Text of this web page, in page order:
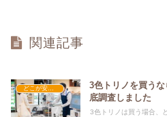
関連記事
どこが安い？-お菓子・スイーツ・アイス
3色トリノを買う
底調査しました
3色トリノは買う場合、